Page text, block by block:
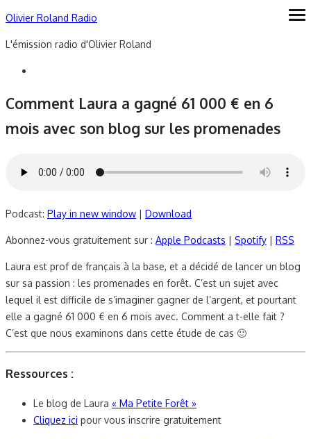
Skip
content
Olivier Roland Radio
L'émission radio d'Olivier Roland
Comment Laura a gagné 61 000 € en 6
mois avec son blog sur les promenades
Podcast: Play in new window | Download
Abonnez-vous gratuitement sur : Apple Podcasts | Spotify | RSS
Laura est prof de français à la base, et a décidé de lancer un blog
sur sa passion : les promenades en forêt. C’est un sujet avec
lequel il est difficile de s’imaginer gagner de l’argent, et pourtant
elle a gagné 61 000 € en 6 mois avec. Comment a t-elle fait ?
C’est que nous examinons dans cette étude de cas 🙂
Ressources :
Le blog de Laura « Ma Petite Forêt »
Cliquez ici pour vous inscrire gratuitement